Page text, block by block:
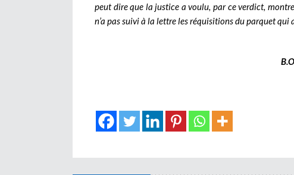
peut dire que la justice a voulu, par ce verdict,
n’a pas suivi à la lettre les réquisitions du parquet
B.O